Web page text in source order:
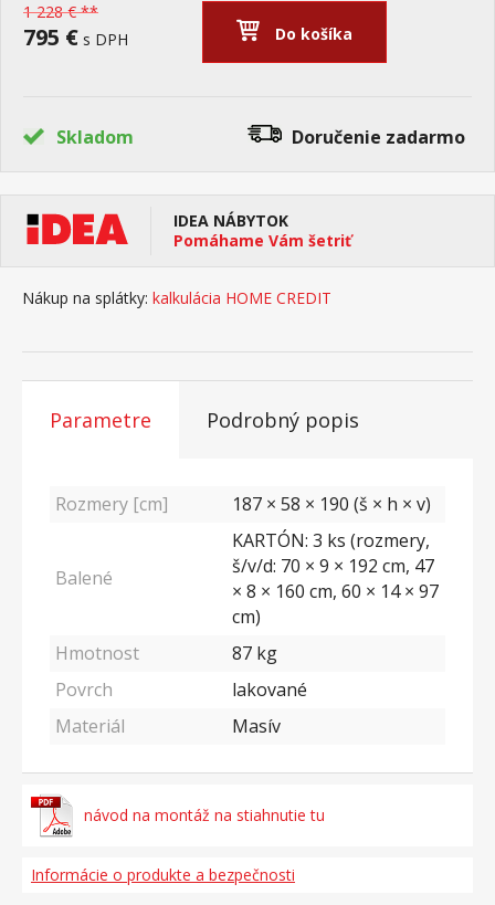
1 228 € **
795 € s DPH Do košíka
Skladom Doručenie zadarmo
IDEA NÁBYTOK
Pomáhame Vám šetriť
Nákup na splátky: kalkulácia HOME CREDIT
Parametre Podrobný popis
Rozmery [cm] 187 × 58 × 190 (š × h × v)
Balené
KARTÓN: 3 ks (rozmery,
š/v/d: 70 × 9 × 192 cm, 47
× 8 × 160 cm, 60 × 14 × 97
cm)
Hmotnost
87 kg
Povrch
lakované
Materiál
Masív
návod na montáž na stiahnutie tu
Informácie o produkte a bezpečnosti